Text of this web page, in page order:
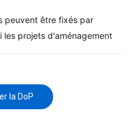
peuvent être fixés par
les projets d'aménagement
la DoP